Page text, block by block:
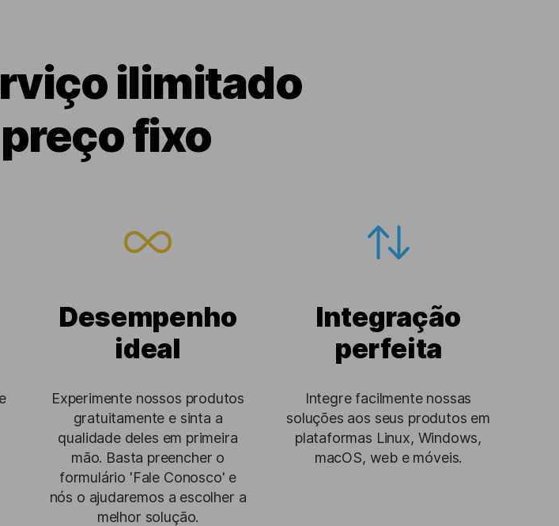
ilimitado
fixo
Desempenho
ideal
Experimente nossos produtos
gratuitamente e sinta a
qualidade deles em primeira
mão. Basta preencher o
formulário 'Fale Conosco' e
nós o ajudaremos a escolher a
melhor solução.
Integração
perfeita
Integre facilmente nossas
soluções aos seus produtos em
plataformas Linux, Windows,
macOS, web e móveis.